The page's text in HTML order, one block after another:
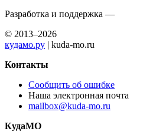
Разработка и поддержка —
© 2013–2026
кудамо.ру | kuda-mo.ru
Контакты
Сообщить об ошибке
Наша электронная почта
mailbox@kuda-mo.ru
КудаМО